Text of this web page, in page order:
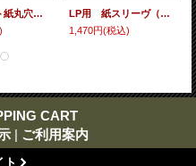
LP用 コート紙丸穴ジャケ 10枚セット
LP用 紙スリーヴ（レギュラー 四角の角） 10枚セット
1,470円(税込)
CART
| ご利用案内
ト